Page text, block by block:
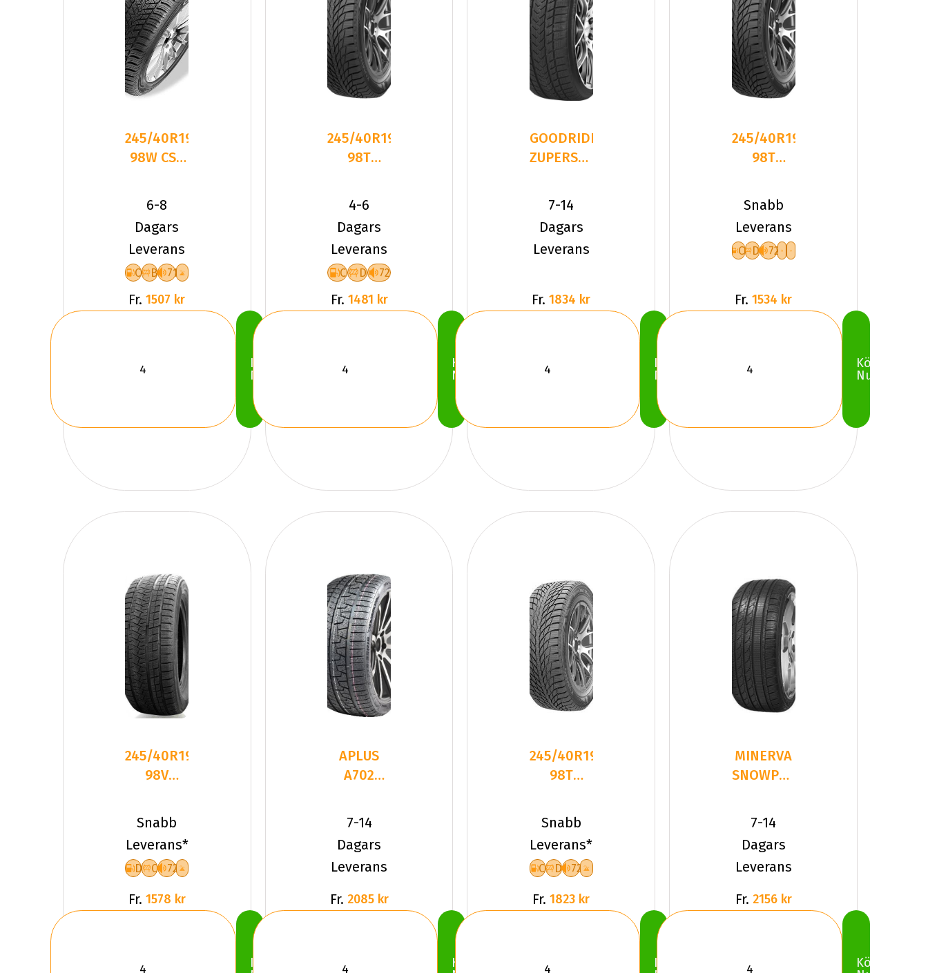
245/40R19
98W CST
ACP1 XL
Friktion
6-8
Dagars
Leverans
C B 71
Fr. 1507 kr
Köp
Nu
245/40R19
98T
WinterCraft
ICE WI5
4-6
Dagars
Leverans
C D 72
Fr. 1481 kr
Köp
Nu
GOODRIDE
ZUPERSNOW
245/40R19
98 V XL
7-14
Dagars
Leverans
Fr. 1834 kr
Köp
Nu
245/40R19
98T
WinterCraft
ICE WI5
Snabb
Leverans
C D 72
Fr. 1534 kr
Köp
Nu
245/40R19
98V
PL02 XL
Friktion
2023
Snabb
Leverans*
D C 72
Fr. 1578 kr
Köp
APLUS
A702
98 V XL
7-14
Dagars
Leverans
Fr. 2085 kr
Köp
245/40R19
98T
WinterCraft
ICE WI5
Snabb
Leverans*
C D 72
Fr. 1823 kr
Köp
MINERVA
SNOWPOWER
245/40R19
98 V XL
7-14
Dagars
Leverans
Fr. 2156 kr
Köp